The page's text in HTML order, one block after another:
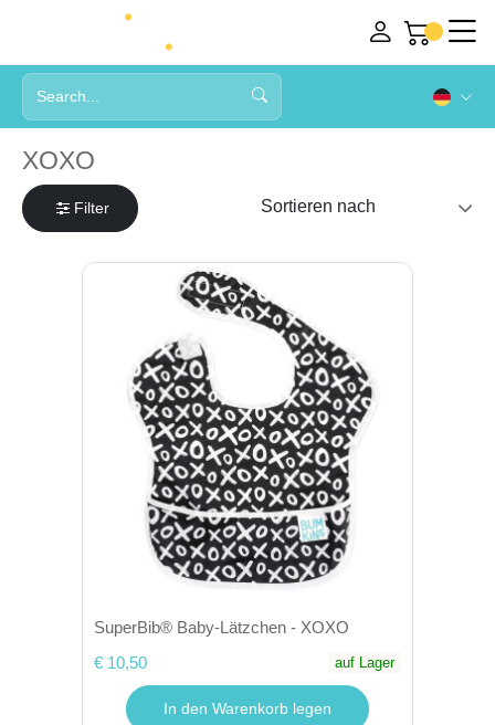
XOXO
Filter
SuperBib® Baby-Lätzchen - XOXO
€ 10,50
auf Lager
In den Warenkorb legen